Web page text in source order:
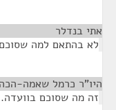
אתי בנדלר
לא בהתאם למה
היו"ר כרמל שאמה-
זה מה שסוכם בוועדה.